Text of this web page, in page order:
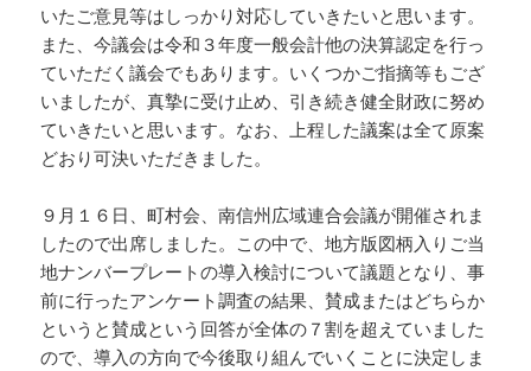
いたご意見等はしっかり対応していきたいと思います。
また、今議会は令和３年度一般会計他の決算認定を行っ
ていただく議会でもあります。いくつかご指摘等もござ
いましたが、真摯に受け止め、引き続き健全財政に努め
ていきたいと思います。なお、上程した議案は全て原案
どおり可決いただきました。
９月１６日、町村会、南信州広域連合会議が開催されま
したので出席しました。この中で、地方版図柄入りご当
地ナンバープレートの導入検討について議題となり、事
前に行ったアンケート調査の結果、賛成またはどちらか
というと賛成という回答が全体の７割を超えていました
ので、導入の方向で今後取り組んでいくことに決定しま